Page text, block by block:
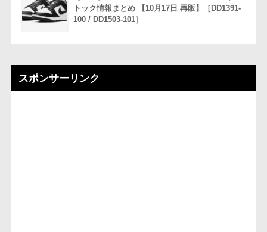
トック情報まとめ 【10月17日 再販】［DD1391-
100 / DD1503-101］
スポンサーリンク